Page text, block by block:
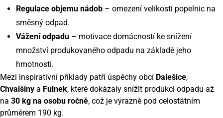
Regulace objemu nádob – omezení velikosti popelnic na
směsný odpad.
Vážení odpadu – motivace domácností ke snížení
množství produkovaného odpadu na základě jeho
hmotnosti.
Mezi inspirativní příklady patří úspěchy obcí Dalešice,
Chvalšiny a Fulnek, které dokázaly snížit produkci odpadu až
na 30 kg na osobu ročně, což je výrazně pod celostátním
průměrem 190 kg.